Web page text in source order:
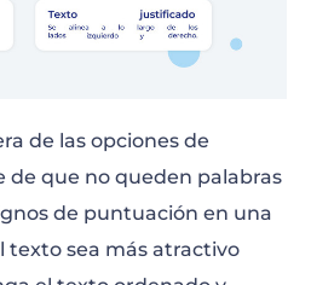
de las opciones de
de que no queden palabras
de puntuación en una
texto sea más atractivo